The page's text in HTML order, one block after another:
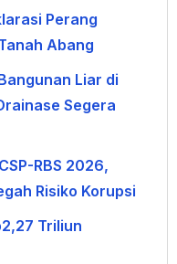
Perang
Abang
Liar di
Segera
RBS 2026,
Risiko Korupsi
Triliun